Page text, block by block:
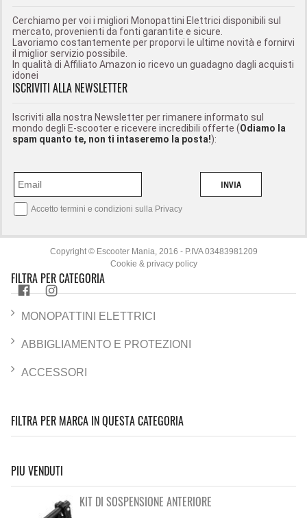
FILTRA PER CATEGORIA
MONOPATTINI ELETTRICI
ABBIGLIAMENTO E PROTEZIONI
ACCESSORI
FILTRA PER MARCA IN QUESTA CATEGORIA
PIU VENDUTI
KIT DI SOSPENSIONE ANTERIORE
Cerchiamo per voi i migliori Monopattini Elettrici disponibili sul
mercato, provenienti da fonti garantite e sicure.
Lavoriamo costantemente per proporvi le ultime novità e fornirvi
il miglior servizio possibile.
In qualità di Affiliato Amazon io ricevo un guadagno dagli acquisti
idonei
ISCRIVITI ALLA NEWSLETTER
Iscriviti alla nostra Newsletter per rimanere informato sul
mondo degli E-scooter e ricevere incredibili offerte (Odiamo la
spam quanto te, non ti intaseremo la posta!):
INVIA
Accetto termini e condizioni sulla Privacy
Copyright © Escooter Mania, 2016 - P.IVA 03483981209
Cookie & privacy policy